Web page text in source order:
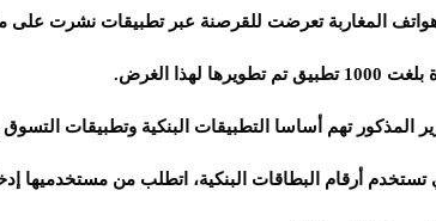
المغاربة تعرضت للقرصنة عبر تطبيقات نشرت على
الغرض.
المذكور تهم أساسا التطبيقات البنكية وتطبيقات
تستخدم أرقام البطاقات البنكية، اتطلب من مستخدميها